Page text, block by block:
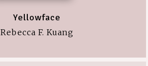
Yellowface
Rebecca F. Kuang